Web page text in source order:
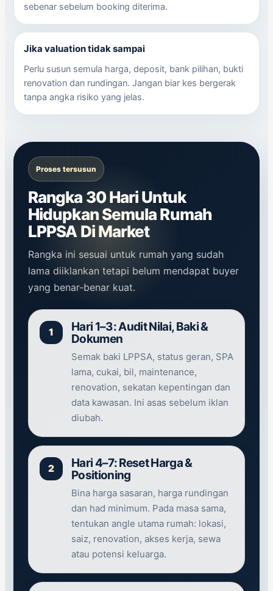
sebenar sebelum booking diterima.
Jika valuation tidak sampai
Perlu susun semula harga, deposit, bank pilihan, bukti
renovation dan rundingan. Jangan biar kes bergerak
tanpa angka risiko yang jelas.
Proses tersusun
Rangka 30 Hari Untuk
Hidupkan Semula Rumah
LPPSA Di Market
Rangka ini sesuai untuk rumah yang sudah
lama diiklankan tetapi belum mendapat buyer
yang benar-benar kuat.
Hari 1–3: Audit Nilai, Baki &
Dokumen
Semak baki LPPSA, status geran, SPA
lama, cukai, bil, maintenance,
renovation, sekatan kepentingan dan
data kawasan. Ini asas sebelum iklan
diubah.
Hari 4–7: Reset Harga &
Positioning
Bina harga sasaran, harga rundingan
dan had minimum. Pada masa sama,
tentukan angle utama rumah: lokasi,
saiz, renovation, akses kerja, sewa
atau potensi keluarga.